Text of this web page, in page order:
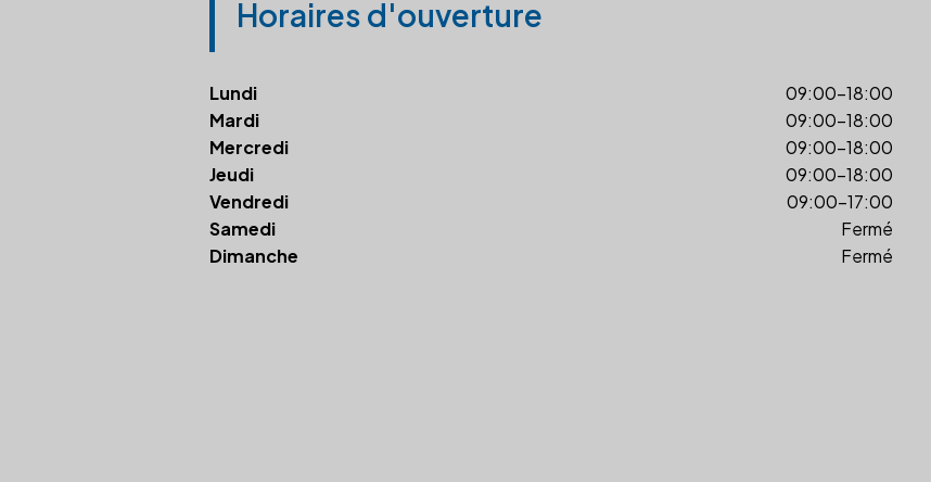
Horaires d'ouverture
Lundi
09:00-18:00
Mardi
09:00-18:00
Mercredi
09:00-18:00
Jeudi
09:00-18:00
Vendredi
09:00-17:00
Samedi
Fermé
Dimanche
Fermé